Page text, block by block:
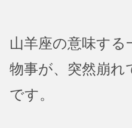
山羊座の意味する
物事が、突然崩れ
です。